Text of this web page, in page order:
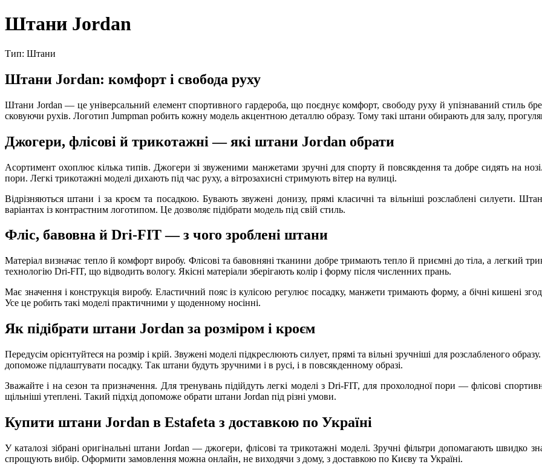
Штани Jordan
Тип: Штани
Штани Jordan: комфорт і свобода руху
Штани Jordan — це універсальний елемент спортивного гардероба, що поєднує комфорт, свободу руху й упізнаваний стиль
сковуючи рухів. Логотип Jumpman робить кожну модель акцентною деталлю образу. Тому такі штани обирають для залу,
Джогери, флісові й трикотажні — які штани Jordan обрати
Асортимент охоплює кілька типів. Джогери зі звуженими манжетами зручні для спорту й повсякдення та добре сидять на
пори. Легкі трикотажні моделі дихають під час руху, а вітрозахисні стримують вітер на вулиці.
Відрізняються штани і за кроєм та посадкою. Бувають звужені донизу, прямі класичні та вільніші розслаблені силуети.
варіантах із контрастним логотипом. Це дозволяє підібрати модель під свій стиль.
Фліс, бавовна й Dri-FIT — з чого зроблені штани
Матеріал визначає тепло й комфорт виробу. Флісові та бавовняні тканини добре тримають тепло й приємні до тіла, а легкий
технологію Dri-FIT, що відводить вологу. Якісні матеріали зберігають колір і форму після численних прань.
Має значення і конструкція виробу. Еластичний пояс із кулісою регулює посадку, манжети тримають форму, а бічні кишені
Усе це робить такі моделі практичними у щоденному носінні.
Як підібрати штани Jordan за розміром і кроєм
Передусім орієнтуйтеся на розмір і крій. Звужені моделі підкреслюють силует, прямі та вільні зручніші для розслабленого
допоможе підлаштувати посадку. Так штани будуть зручними і в русі, і в повсякденному образі.
Зважайте і на сезон та призначення. Для тренувань підійдуть легкі моделі з Dri-FIT, для прохолодної пори — флісові
щільніші утеплені. Такий підхід допоможе обрати штани Jordan під різні умови.
Купити штани Jordan в Estafeta з доставкою по Україні
У каталозі зібрані оригінальні штани Jordan — джогери, флісові та трикотажні моделі. Зручні фільтри допомагають швидко
спрощують вибір. Оформити замовлення можна онлайн, не виходячи з дому, з доставкою по Києву та Україні.